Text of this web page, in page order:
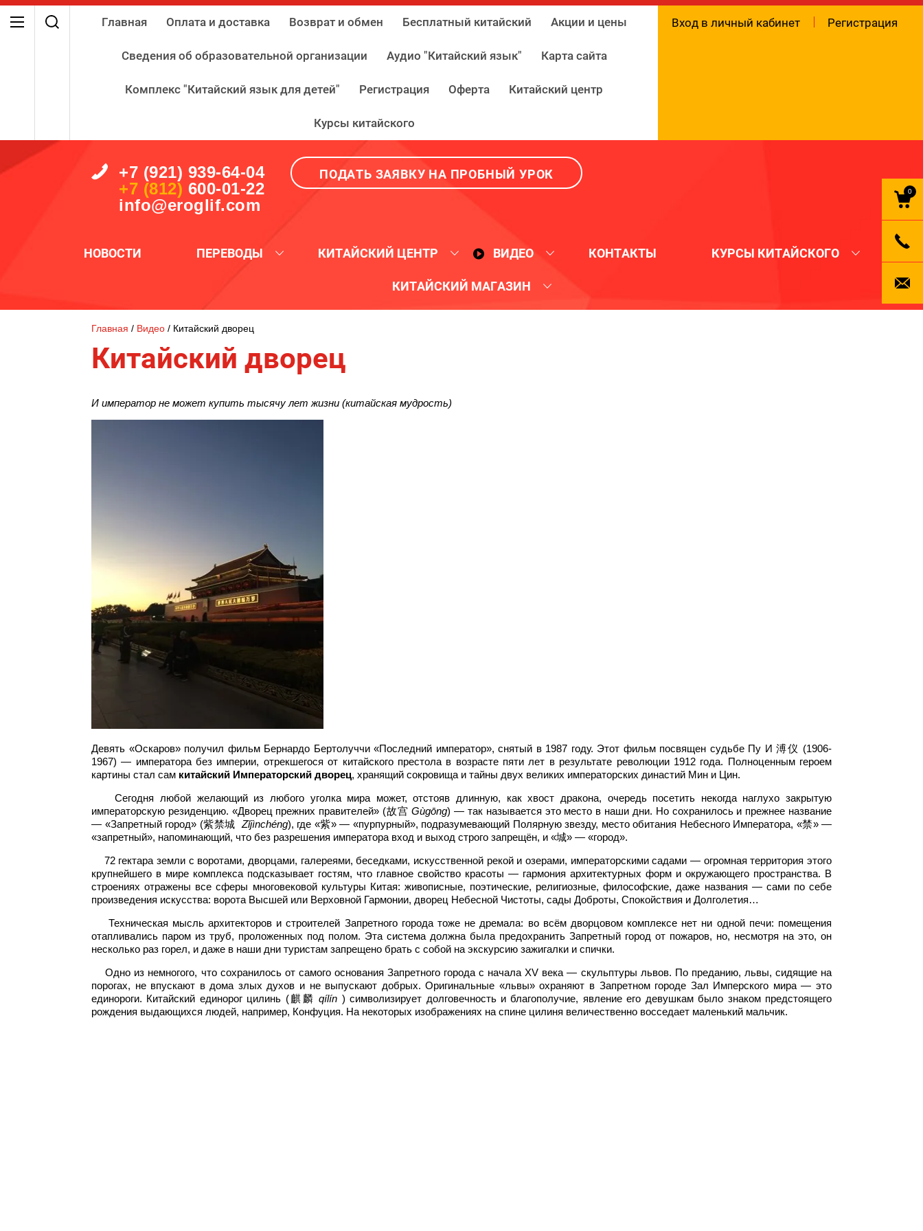
0
Главная Оплата и доставка Возврат и обмен Бесплатный китайский Акции и цены
Сведения об образовательной организации Аудио "Китайский язык" Карта сайта
Комплекс "Китайский язык для детей" Регистрация Оферта Китайский центр
Курсы китайского
Вход в личный кабинет Регистрация
+7 (921) 939-64-04
+7 (812) 600-01-22
info@eroglif.com
ПОДАТЬ ЗАЯВКУ НА ПРОБНЫЙ УРОК
НОВОСТИ ПЕРЕВОДЫ КИТАЙСКИЙ ЦЕНТР ВИДЕО КОНТАКТЫ КУРСЫ КИТАЙСКОГО
КИТАЙСКИЙ МАГАЗИН
Главная / Видео / Китайский дворец
Китайский дворец
И император не может купить тысячу лет жизни (китайская мудрость)
Девять «Оскаров» получил фильм Бернардо Бертолуччи «Последний император», снятый в 1987 году. Этот фильм посвящен судьбе Пу И 溥仪 (1906-
1967) — императора без империи, отрекшегося от китайского престола в возрасте пяти лет в результате революции 1912 года. Полноценным героем
картины стал сам китайский Императорский дворец, хранящий сокровища и тайны двух великих императорских династий Мин и Цин.
Сегодня любой желающий из любого уголка мира может, отстояв длинную, как хвост дракона, очередь посетить некогда наглухо закрытую
императорскую резиденцию. «Дворец прежних правителей» (故宫Gùgōng) — так называется это место в наши дни. Но сохранилось и прежнее название
— «Запретный город» (紫禁城 Zǐjìnchéng), где «紫» — «пурпурный», подразумевающий Полярную звезду, место обитания Небесного Императора, «禁» —
«запретный», напоминающий, что без разрешения императора вход и выход строго запрещён, и «城» — «город».
72 гектара земли с воротами, дворцами, галереями, беседками, искусственной рекой и озерами, императорскими садами — огромная территория этого
крупнейшего в мире комплекса подсказывает гостям, что главное свойство красоты — гармония архитектурных форм и окружающего пространства. В
строениях отражены все сферы многовековой культуры Китая: живописные, поэтические, религиозные, философские, даже названия — сами по себе
произведения искусства: ворота Высшей или Верховной Гармонии, дворец Небесной Чистоты, сады Доброты, Спокойствия и Долголетия…
Техническая мысль архитекторов и строителей Запретного города тоже не дремала: во всём дворцовом комплексе нет ни одной печи: помещения
отапливались паром из труб, проложенных под полом. Эта система должна была предохранить Запретный город от пожаров, но, несмотря на это, он
несколько раз горел, и даже в наши дни туристам запрещено брать с собой на экскурсию зажигалки и спички.
Одно из немногого, что сохранилось от самого основания Запретного города с начала XV века — скульптуры львов. По преданию, львы, сидящие на
порогах, не впускают в дома злых духов и не выпускают добрых. Оригинальные «львы» охраняют в Запретном городе Зал Имперского мира — это
единороги. Китайский единорог цилинь (麒麟qílín ) символизирует долговечность и благополучие, явление его девушкам было знаком предстоящего
рождения выдающихся людей, например, Конфуция. На некоторых изображениях на спине цилиня величественно восседает маленький мальчик.